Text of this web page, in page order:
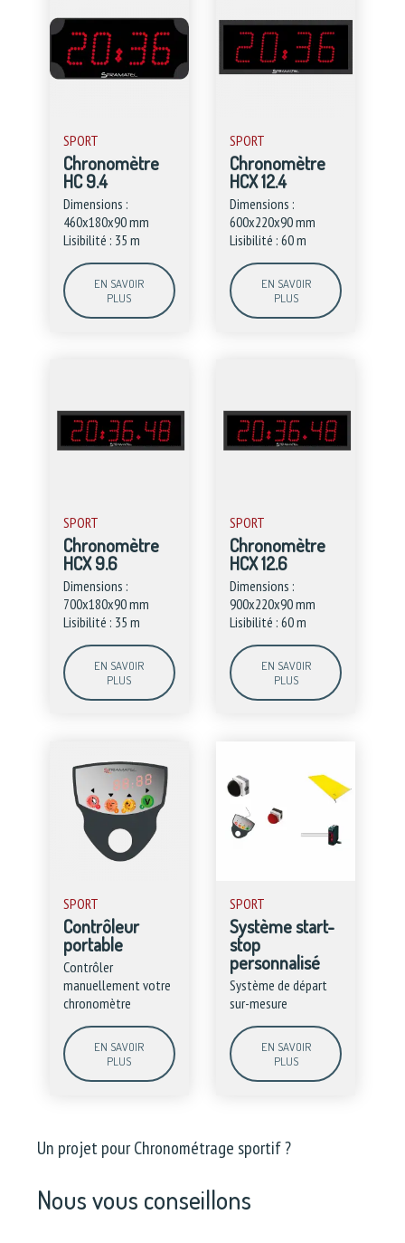
SPORT
Chronomètre
HC 9.4
Dimensions :
460x180x90 mm
Lisibilité : 35 m
EN SAVOIR
PLUS
SPORT
Chronomètre
HCX 12.4
Dimensions :
600x220x90 mm
Lisibilité : 60 m
EN SAVOIR
PLUS
SPORT
Chronomètre
HCX 9.6
Dimensions :
700x180x90 mm
Lisibilité : 35 m
EN SAVOIR
PLUS
SPORT
Chronomètre
HCX 12.6
Dimensions :
900x220x90 mm
Lisibilité : 60 m
EN SAVOIR
PLUS
SPORT
Contrôleur
portable
Contrôler
manuellement votre
chronomètre
EN SAVOIR
PLUS
SPORT
Système start-
stop
personnalisé
Système de départ
sur-mesure
EN SAVOIR
PLUS
Un projet pour Chronométrage sportif ?
Nous vous conseillons